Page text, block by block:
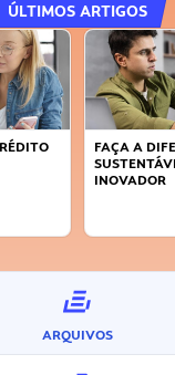
ÚLTIMOS ARTIGOS
FAÇA A
INOVADOR
ARQUIVOS